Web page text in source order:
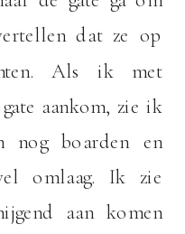
dat ze op
Als ik met
aankom, zie ik
nog boarden en
omlaag. Ik zie
aan komen